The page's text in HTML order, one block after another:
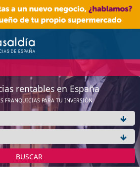
rentables en España
FRANQUICIAS PARA TU INVERSIÓN
BUSCAR